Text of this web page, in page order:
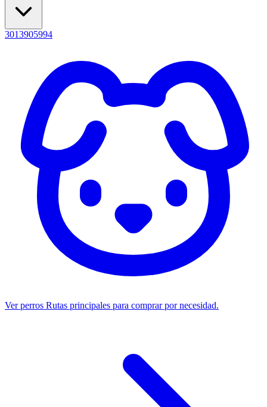
3013905994
Ver perros Rutas principales para comprar por necesidad.